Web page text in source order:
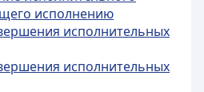
исполнению
исполнительных
исполнительных